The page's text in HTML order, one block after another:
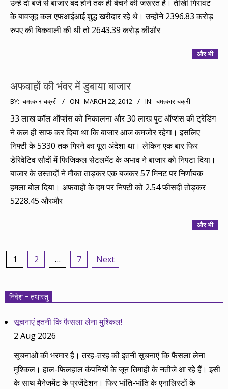
उन्हें दो बजे से बाजार बंद होने तक ही बेचने की जरूरत है। तीखी गिरावट
के बावजूद कल एफआईआई शुद्ध खरीदार रहे थे। उन्होंने 2396.83 करोड़
रुपए की बिकवाली की थी तो 2643.39 करोड़ कीऔर
और भी
अफवाहों की भंवर में डुबाया बाजार
2012-
03-
22
BY: चमत्कार चक्री ON: MARCH 22, 2012 IN: चमत्कार चक्री
33 लाख कॉल ऑप्शंस को निकालना और 30 लाख पुट ऑप्शंस की ट्रेडिंग
ने कल ही साफ कर दिया था कि बाजार आज कमजोर रहेगा। इसलिए
निफ्टी के 5330 तक गिरने का पूरा अंदेशा था। लेकिन एक बार फिर
डेरिवेटिव सौदों में फिजिकल सेटलमेंट के अभाव ने बाजार को निपटा दिया।
बाजार के उस्तादों ने मौका ताड़कर एक बजकर 57 मिनट पर निर्णायक
हमला बोल दिया। अफवाहों के दम पर निफ्टी को 2.54 फीसदी तोड़कर
5228.45 औरऔर
और भी
Posts
1 2 … 7 Next
निवेश – तथास्तु
सूचनाएं इतनी कि फैसला लेना मुश्किल!
2 Aug 2026
सूचनाओं की भरमार है। तरह-तरह की इतनी सूचनाएं कि फैसला लेना
मुश्किल। हाल-फिलहाल कंपनियों के जून तिमाही के नतीजे आ रहे हैं। इसी
के साथ मैनेजमेंट के प्रजेंटेशन। फिर भांति-भांति के एनालिस्टों के